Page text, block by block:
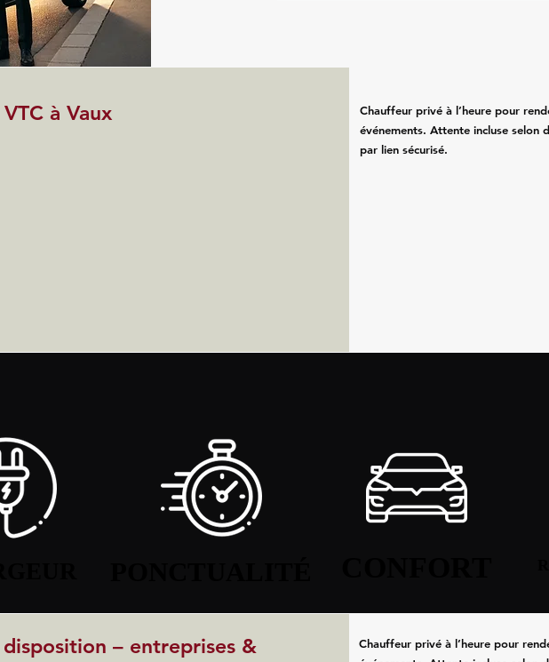
à Vaux
Chauffeur privé à l’heure pour
événements. Attente incluse selon
par lien sécurisé.
disposition – entreprises &
Chauffeur privé à l’heure pour